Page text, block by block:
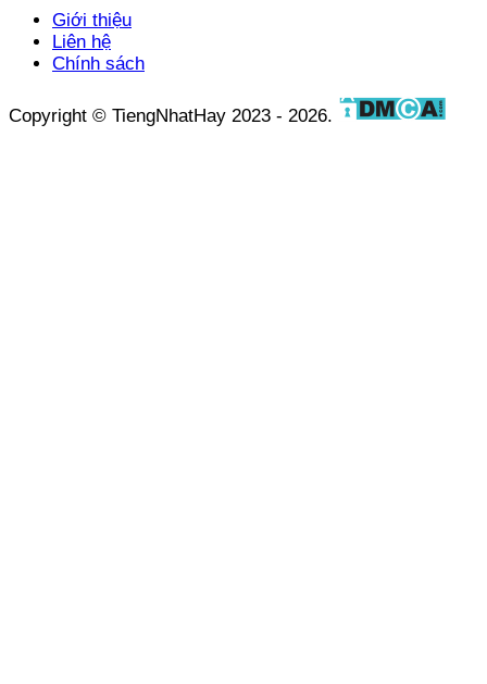
Giới thiệu
Liên hệ
Chính sách
Copyright © TiengNhatHay 2023 - 2026.